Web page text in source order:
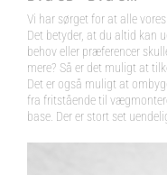
Vi har sørget for at alle
Det betyder, at du altid kan
behov eller præferencer
mere? Så er det muligt at
Det er også muligt at
fra fritstående til
base. Der er stort set